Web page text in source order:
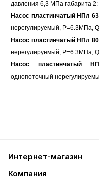
давления 6,3 МПа габарита 2:
Насос пластинчатый НПл
нерегулируемый, P=6.3МПа,
Насос пластинчатый НПл
нерегулируемый, P=6.3МПа,
Насос пластинчатый
однопоточный
Интернет-магазин
Компания